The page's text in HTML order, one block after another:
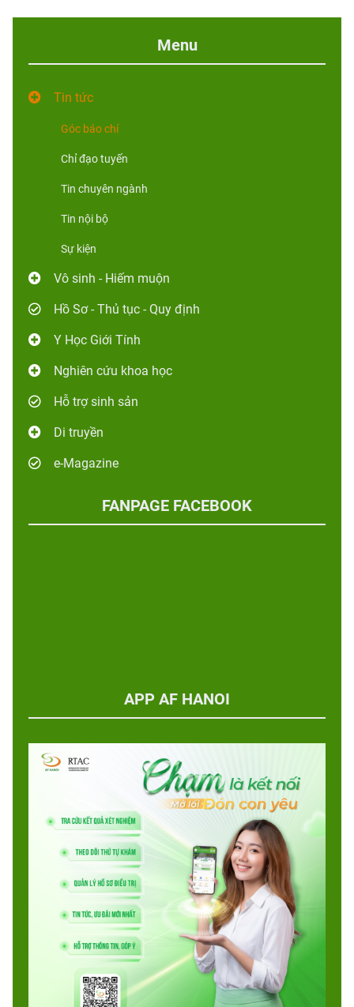
Menu
Tin tức
Góc báo chí
Chỉ đạo tuyến
Tin chuyên ngành
Tin nội bộ
Sự kiện
Vô sinh - Hiếm muộn
Hồ Sơ - Thủ tục - Quy định
Y Học Giới Tính
Nghiên cứu khoa học
Hỗ trợ sinh sản
Di truyền
e-Magazine
FANPAGE FACEBOOK
APP AF HANOI